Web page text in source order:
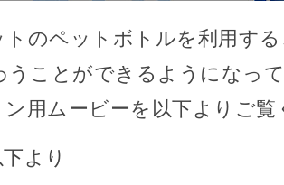
のペットボトルを利用す
うことができるようになっ
用ムービーを以下よりご覧
より